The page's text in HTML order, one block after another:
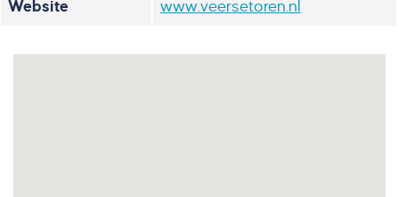
Website www.veersetoren.nl